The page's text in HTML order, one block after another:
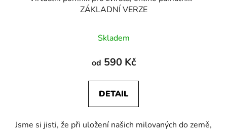
ZÁKLADNÍ VERZE
Skladem
od 590 Kč
DETAIL
Jsme si jisti, že při uložení našich milovaných do země,